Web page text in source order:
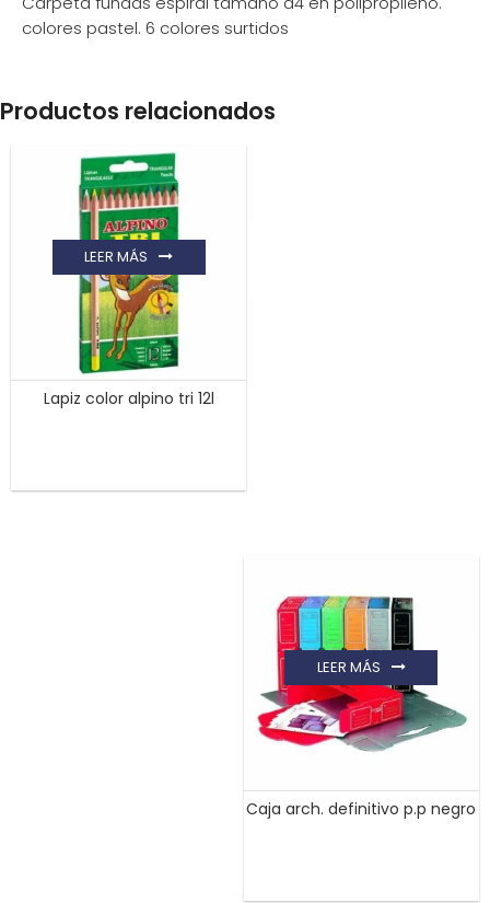
colores pastel. 6 colores surtidos
Productos relacionados
Lapiz color alpino tri 12l
LEER MÁS
Caja arch. definitivo p.p negro
LEER MÁS